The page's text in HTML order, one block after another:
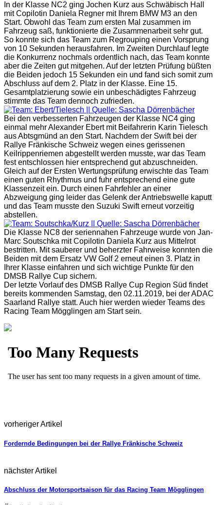
In der Klasse NC2 ging Jochen Kurz aus Schwäbisch Hall
mit Copilotin Daniela Regner mit Ihrem BMW M3 an den
Start. Obwohl das Team zum ersten Mal zusammen im
Fahrzeug saß, funktionierte die Zusammenarbeit sehr gut.
So konnte sich das Team zum Regrouping einen Vorsprung
von 10 Sekunden herausfahren. Im Zweiten Durchlauf legte
die Konkurrenz nochmals ordentlich nach, das Team konnte
aber die Zeiten gut mitgehen. Auf der letzten Prüfung büßten
die Beiden jedoch 15 Sekunden ein und fand sich somit zum
Abschluss auf dem 2. Platz in der Klasse. Eine 15.
Gesamtplatzierung sowie ein unbeschädigtes Fahrzeug
stimmte das Team dennoch zufrieden.
Bei den verbesserten Fahrzeugen der Klasse NC4 ging
einmal mehr Alexander Ebert mit Beifahrerin Karin Tielesch
aus Abtsgmünd an den Start. Nachdem der Swift bei der
Rallye Fränkische Schweiz wegen eines gerissenen
Keilrippenriemen abgestellt werden musste, war das Team
fest entschlossen hier entsprechend gut abzuschneiden.
Gleich auf der Ersten Wertungsprüfung erwischte das Team
einen guten Rhythmus und fuhr entsprechend eine gute
Klassenzeit ein. Durch einen Fahrfehler an einer
Abzweigung ging leider das Gelenk der Antriebswelle kaputt
und das Team musste den Suzuki Swift erneut vorzeitig
abstellen.
Die Klasse NC8 der seriennahen Fahrzeuge wurde von Jan-
Marc Soutschka mit Copilotin Daniela Kurz aus Mittelrot
bestritten. Mit sauberer und beherzter Fahrweise konnten die
Beiden mit dem Ersatz VW Golf 2 erneut einen 3. Platz in
Ihrer Klasse einfahren und sich wichtige Punkte für den
DMSB Rallye Cup sichern.
Der letzte Vorlauf des DMSB Rallye Cup Region Süd findet
bereits kommenden Samstag, den 02.11.2019, bei der ADAC
Saarland Rallye statt. Auch hier werden wieder Teams des
Racing Team Mögglingen am Start sein.
vorheriger Artikel
Fordernde Bedingungen bei der Rallye Fränkische Schweiz
nächster Artikel
Abschluss der Motorsportsaison für das Racing Team Mögglingen